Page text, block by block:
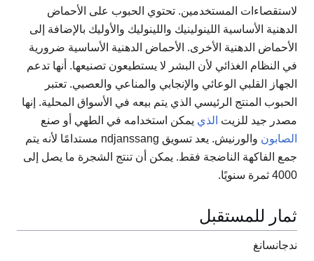
لاستقصاءات المستخدمين. تحتوي الحبوب على الأحماض
الدهنية الأساسية اللينولينيك واللينوليك والأوليك بالإضافة إلى
الأحماض الدهنية الأخرى. الأحماض الدهنية الأساسية ضرورية
في النظام الغذائي لأن البشر لا يستطيعون تصنيعها. أنها تدعم
الجهاز القلبي الوعائي والإنجابي والمناعي والعصبي. تعتبر
الحبوب المنتج الرئيسي الذي يتم بيعه في الأسواق المحلية. إنها
مصدر جيد للزيت الذي يمكن استخدامه في الطهي أو صنع
الصابون
والورنيش. يعد تسويق ndjanssang مستدامًا لأنه يتم
جمع الفاكهة الناضجة فقط. يمكن أن تنتج الشجرة ما يصل إلى
4000 ثمرة سنويًا.
ثمار للمستقبل
ندجانسانغ